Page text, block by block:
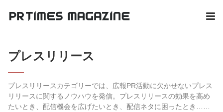
プレスリリース
プレスリリースカテゴリーでは、広報PR活動に欠かせないプレス
リリースに関するノウハウを発信。プレスリリースの効果を高め
たいとき、配信機会を広げたいとき、配信ネタに困ったとき……